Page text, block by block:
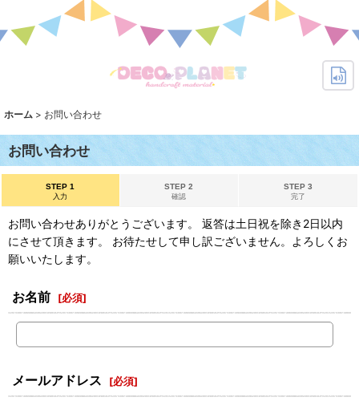
ホーム > お問い合わせ
お問い合わせ
STEP 1
入力
STEP 2
確認
STEP 3
完了
お問い合わせありがとうございます。 返答は土日祝を除き2日以内
にさせて頂きます。 お待たせして申し訳ございません。よろしくお
願いいたします。
お名前 [必須]
メールアドレス [必須]